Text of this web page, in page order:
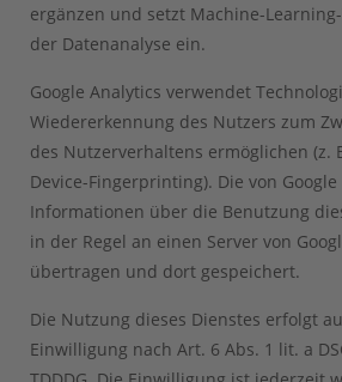
ergänzen und setzt Machine-
der Datenanalyse ein.
Google Analytics verwendet
Wiedererkennung des Nutzers zum
des Nutzerverhaltens ermöglichen (z.
Device-Fingerprinting). Die von
Informationen über die Benutzung
in der Regel an einen Server von
übertragen und dort gespeichert.
Die Nutzung dieses Dienstes erfolgt
Einwilligung nach Art. 6 Abs. 1 lit. a